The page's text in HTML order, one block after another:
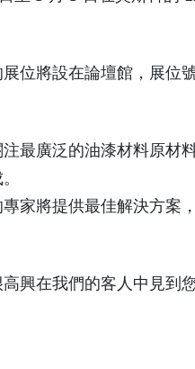
位將設在論壇館，展位號
最廣泛的油漆材料原材
家將提供最佳解決方案
興在我們的客人中見到您